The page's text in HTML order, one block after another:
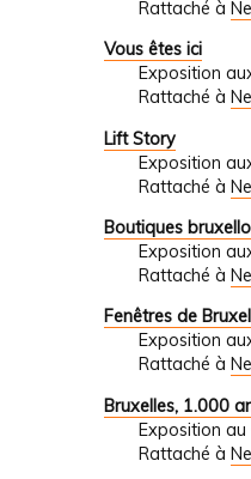
Rattaché à
Vous êtes ici
Exposition
Rattaché à
Lift Story
Exposition
Rattaché à
Boutiques
Exposition
Rattaché à
Fenêtres de
Exposition
Rattaché à
Bruxelles, 1.000
Exposition
Rattaché à